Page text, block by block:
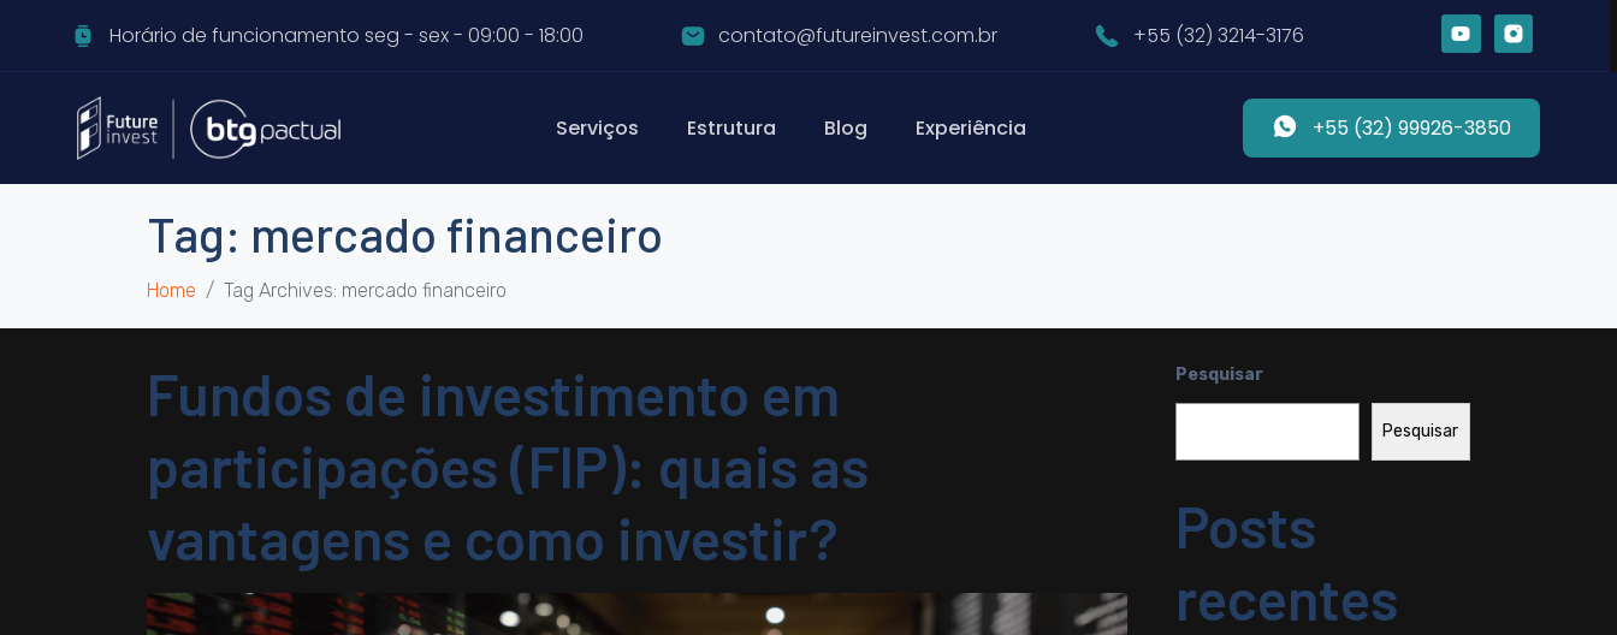
Horário de funcionamento seg - sex - 09:00 - 18:00 contato@futureinvest.com.br +55 (32) 3214-3176
Serviços Estrutura Blog Experiência +55 (32) 99926-3850
Tag: mercado financeiro
Home Tag Archives: mercado financeiro
Fundos de investimento em
participações (FIP): quais as
vantagens e como investir?
Pesquisar
Pesquisar
Posts
recentes